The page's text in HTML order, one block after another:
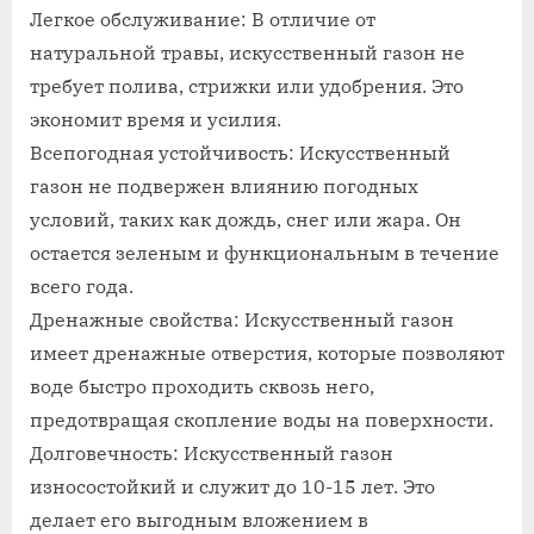
Легкое обслуживание: В отличие от
натуральной травы, искусственный газон не
требует полива, стрижки или удобрения. Это
экономит время и усилия.
Всепогодная устойчивость: Искусственный
газон не подвержен влиянию погодных
условий, таких как дождь, снег или жара. Он
остается зеленым и функциональным в течение
всего года.
Дренажные свойства: Искусственный газон
имеет дренажные отверстия, которые позволяют
воде быстро проходить сквозь него,
предотвращая скопление воды на поверхности.
Долговечность: Искусственный газон
износостойкий и служит до 10-15 лет. Это
делает его выгодным вложением в